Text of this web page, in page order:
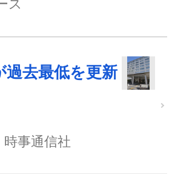
ス
過去最低を更新
時事通信社